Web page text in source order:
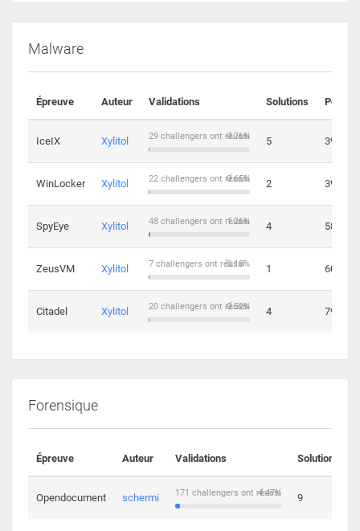
Malware
Épreuve Auteur Validations Solutions Points
IceIX Xylitol 0.76%
29 challengers ont réussi 5 39
WinLocker Xylitol 0.65%
22 challengers ont réussi 2 39
SpyEye Xylitol 1.26%
48 challengers ont réussi 4 58
ZeusVM Xylitol 0.18%
7 challengers ont réussi 1 60
Citadel Xylitol 0.52%
20 challengers ont réussi 4 79
Forensique
Épreuve Auteur Validations Solutions
Opendocument schermi 4.47%
171 challengers ont réussi 9